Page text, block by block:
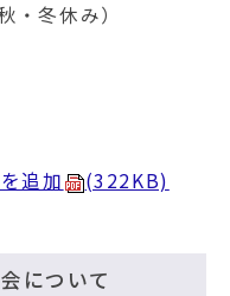
冬休み）
追加 (322KB)
について